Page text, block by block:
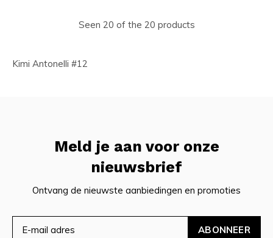
Seen 20 of the 20 products
Kimi Antonelli #12
Meld je aan voor onze
nieuwsbrief
Ontvang de nieuwste aanbiedingen en promoties
ABONNEER